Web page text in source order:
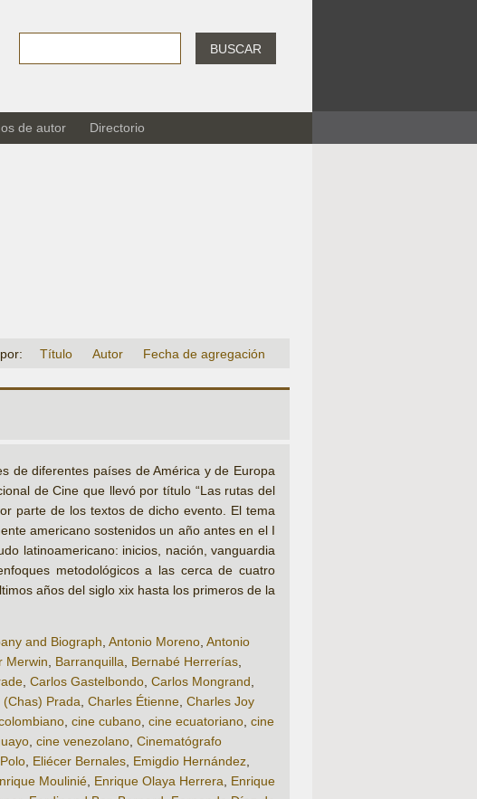
BUSCAR
de autor Directorio
Título Autor Fecha de agregación
de diferentes países de América y de Europa
de Cine que llevó por título “Las rutas del
parte de los textos de dicho evento. El tema
americano sostenidos un año antes en el I
latinoamericano: inicios, nación, vanguardia
metodológicos a las cerca de cuatro
años del siglo xix hasta los primeros de la
and Biograph, Antonio Moreno, Antonio
Merwin, Barranquilla, Bernabé Herrerías,
, Carlos Gastelbondo, Carlos Mongrand,
(Chas) Prada, Charles Étienne, Charles Joy
, cine cubano, cine ecuatoriano, cine
, cine venezolano, Cinematógrafo
, Eliécer Bernales, Emigdio Hernández,
Moulinié, Enrique Olaya Herrera, Enrique